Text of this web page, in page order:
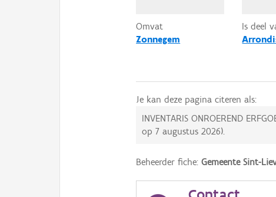
Omvat
Zonnegem
Is deel
Je kan deze pagina citeren als:
INVENTARIS ONROEREND
op7 augustus 2026).
Beheerder fiche:Gemeente Sint-